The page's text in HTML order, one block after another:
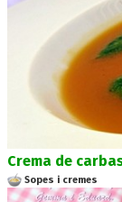
Crema de
Sopes i cremes